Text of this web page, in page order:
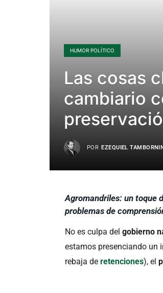
HUMOR POLÍTICO
Las cosas
cambiario
POR EZEQUIEL
Agromandriles: un toque
problemas de
No es culpa delgobierno
estamos presenciando un
rebaja deretenciones), el